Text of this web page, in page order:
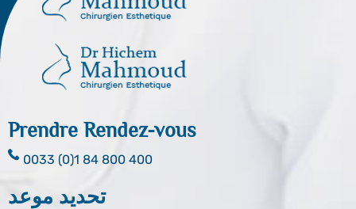
Prendre Rendez-vous
0033 (0)1 84 800 400
تحديد موعد